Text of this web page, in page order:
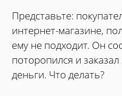
Представьте:
интернет-магазине,
ему не подходит. Он
поторопился и
деньги. Что делать?